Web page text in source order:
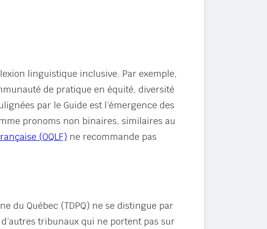
linguistique inclusive. Par exemple,
de pratique en équité, diversité
par le Guide est l’émergence des
pronoms non binaires, similaires au
(OQLF) ne recommande pas
du Québec (TDPQ) ne se distingue par
tribunaux qui ne portent pas sur